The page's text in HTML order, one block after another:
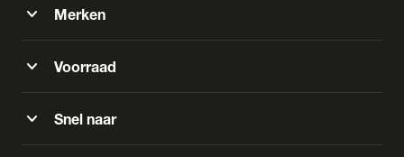
expand_more Merken
expand_more Voorraad
expand_more Snel naar